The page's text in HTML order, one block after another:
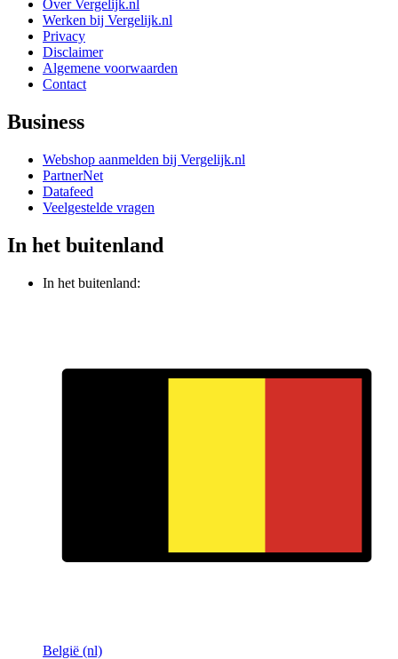
Over Vergelijk.nl
Werken bij Vergelijk.nl
Privacy
Disclaimer
Algemene voorwaarden
Contact
Business
Webshop aanmelden bij Vergelijk.nl
PartnerNet
Datafeed
Veelgestelde vragen
In het buitenland
In het buitenland:
België (nl)